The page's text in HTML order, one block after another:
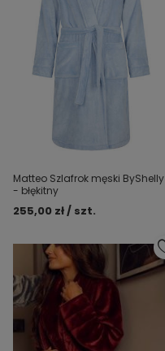
Matteo Szlafrok męski ByShelly
- błękitny
255,00 zł / szt.